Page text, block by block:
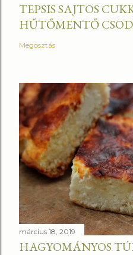
TEPSIS SAJTOS
HŰTŐMENTŐ
Megosztás
március 18, 2019
HAGYOMÁNYOS